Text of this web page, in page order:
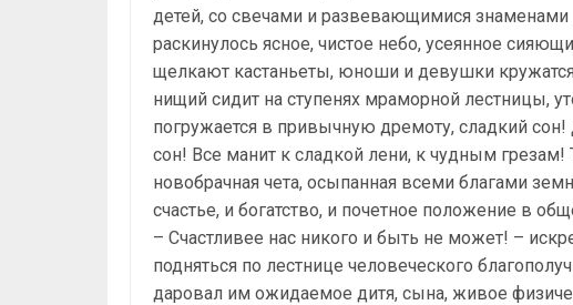
детей, со свечами и развевающимися
раскинулось ясное, чистое небо, усеянное
щелкают кастаньеты, юноши и девушки
нищий сидит на ступенях мраморной лестницы,
погружается в привычную дремоту, сладкий
сон! Все манит к сладкой лени, к чудным
новобрачная чета, осыпанная всеми благами
счастье, и богатство, и почетное положение в
– Счастливее нас никого и быть не может! –
подняться по лестнице человеческого
даровал им ожидаемое дитя, сына, живое